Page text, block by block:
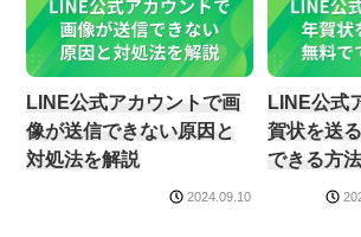
LINE公式アカウントで画
像が送信できない原因と
対処法を解説
2024.09.10
LINE公式
賀状を送
できる方